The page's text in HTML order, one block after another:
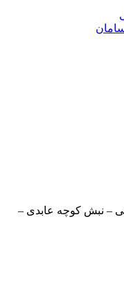
– نبش کوچه عابدی –